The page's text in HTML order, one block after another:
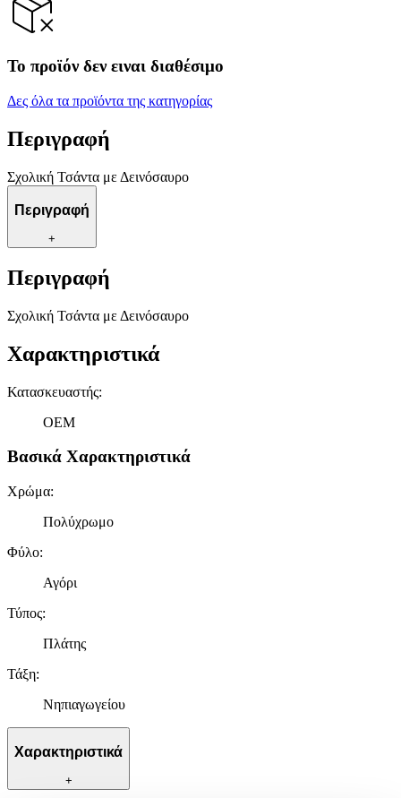
Το προϊόν δεν ειναι διαθέσιμο
Δες όλα τα προϊόντα της κατηγορίας
Περιγραφή
Σχολική Τσάντα με Δεινόσαυρο
Περιγραφή
+
Περιγραφή
Σχολική Τσάντα με Δεινόσαυρο
Χαρακτηριστικά
Κατασκευαστής:
OEM
Βασικά Χαρακτηριστικά
Χρώμα:
Πολύχρωμο
Φύλο:
Αγόρι
Τύπος:
Πλάτης
Τάξη:
Νηπιαγωγείου
Χαρακτηριστικά
+